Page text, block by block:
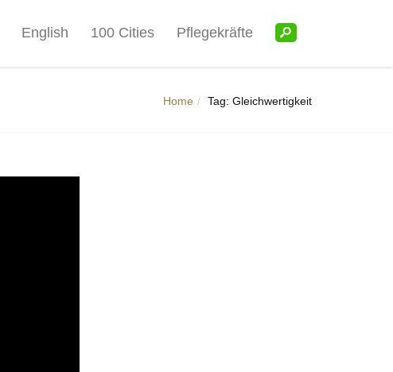
English 100 Cities Pflegekräfte
Home Tag: Gleichwertigkeit